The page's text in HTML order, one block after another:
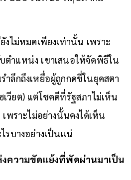
งไม่หมดเพียงเท่านั้น เพราะ
ตำแหน่ง เขาเสนอให้จัดพิธีใน
ำลึกถึงเหยื่อผู้ถูกกดขี่ในยุคสตา
วียต) แต่โชคดีที่รัฐสภาไม่เห็น
พราะไม่อย่างนั้นคงได้เห็น
รบางอย่างเป็นแน่
งความขัดแย้งที่พัดผ่านมาเป็น